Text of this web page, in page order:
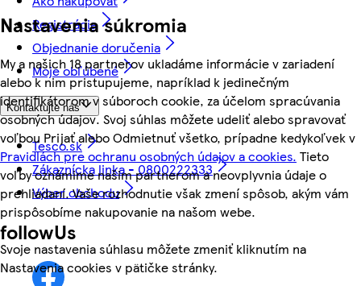
Nastavenia súkromia
My a našich 18 partnerov ukladáme informácie v zariadení
alebo k nim pristupujeme, napríklad k jedinečným
identifikátorom v súboroch cookie, za účelom spracúvania
osobných údajov. Svoj súhlas môžete udeliť alebo spravovať
voľbou Prijať alebo Odmietnuť všetko, prípadne kedykoľvek v
Pravidlách pre ochranu osobných údajov a cookies. Tieto
voľby oznámime našim partnerom a neovplyvnia údaje o
prehliadaní. Vaše rozhodnutie však zmení spôsob, akým vám
prispôsobíme nakupovanie na našom webe.
Svoje nastavenia súhlasu môžete zmeniť kliknutím na
Nastavenia cookies v pätičke stránky.
Registrácia
Objednanie doručenia
Moje obľúbené
Kontaktujte nás
Tesco.sk
Zákaznícka linka - 0800222333
Výber obchodu
followUs